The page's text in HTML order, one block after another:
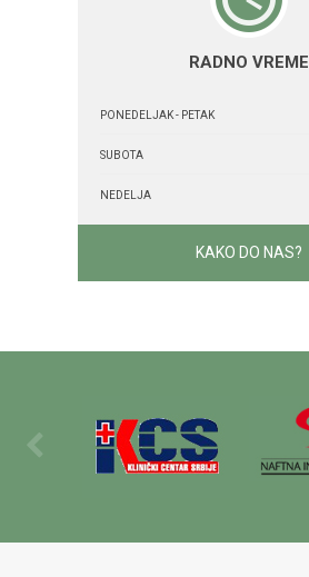
RADNO VREME
PONEDELJAK - PETAK
SUBOTA
NEDELJA
KAKO DO NAS?